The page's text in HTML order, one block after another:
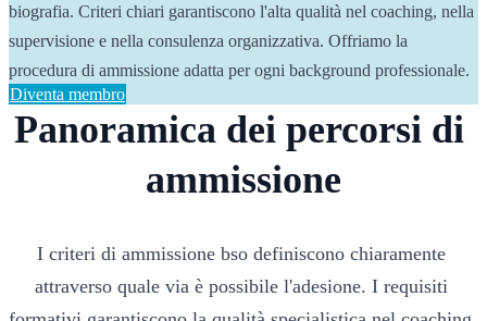
biografia. Criteri chiari garantiscono l'alta qualità nel coaching, nella
supervisione e nella consulenza organizzativa. Offriamo la
procedura di ammissione adatta per ogni background professionale.
Diventa membro
Panoramica dei percorsi di
ammissione
I criteri di ammissione bso definiscono chiaramente
attraverso quale via è possibile l'adesione. I requisiti